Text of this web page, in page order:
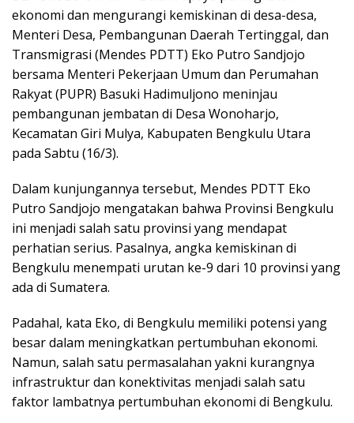
ekonomi dan mengurangi kemiskinan di desa-desa,
Menteri Desa, Pembangunan Daerah Tertinggal, dan
Transmigrasi (Mendes PDTT) Eko Putro Sandjojo
bersama Menteri Pekerjaan Umum dan Perumahan
Rakyat (PUPR) Basuki Hadimuljono meninjau
pembangunan jembatan di Desa Wonoharjo,
Kecamatan Giri Mulya, Kabupaten Bengkulu Utara
pada Sabtu (16/3).
Dalam kunjungannya tersebut, Mendes PDTT Eko
Putro Sandjojo mengatakan bahwa Provinsi Bengkulu
ini menjadi salah satu provinsi yang mendapat
perhatian serius. Pasalnya, angka kemiskinan di
Bengkulu menempati urutan ke-9 dari 10 provinsi yang
ada di Sumatera.
Padahal, kata Eko, di Bengkulu memiliki potensi yang
besar dalam meningkatkan pertumbuhan ekonomi.
Namun, salah satu permasalahan yakni kurangnya
infrastruktur dan konektivitas menjadi salah satu
faktor lambatnya pertumbuhan ekonomi di Bengkulu.